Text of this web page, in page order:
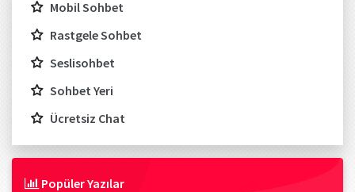
Mobil Sohbet
Rastgele Sohbet
Seslisohbet
Sohbet Yeri
Ücretsiz Chat
Popüler Yazılar